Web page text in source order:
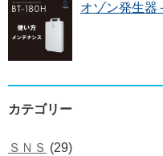
オゾン発生
カテゴリー
ＳＮＳ (29)